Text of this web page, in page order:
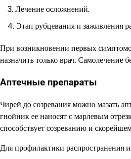
Лечение осложнений.
Этап рубцевания и заживления
При возникновении первых
назначить только врач. Самолечение
Аптечные препараты
Чирей до созревания можно мазать
гнойник ее наносят с марлевым
способствует созреванию и
Для профилактики